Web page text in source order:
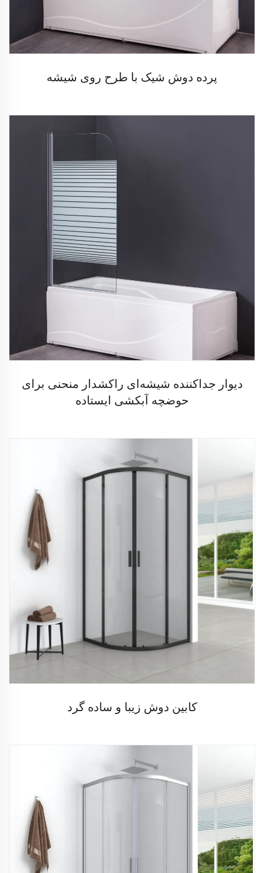
پرده دوش شیک با طرح روی شیشه
دیوار جداکننده شیشه‌ای راکشدار منحنی برای
حوضچه آبکشی ایستاده
کابین دوش زیبا و ساده گرد